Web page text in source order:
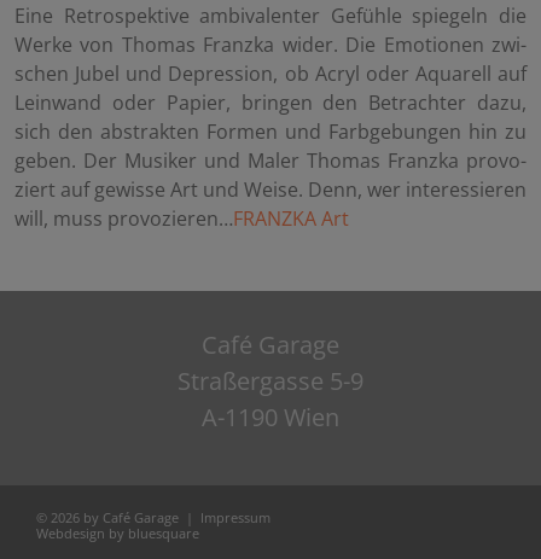
Eine Re­tro­spek­ti­ve am­bi­va­len­ter Ge­füh­le spie­geln die
Werke von Tho­mas Franz­ka wider. Die Emo­tio­nen zwi­
schen Jubel und De­pres­si­on, ob Acryl oder Aqua­rell auf
Lein­wand oder Pa­pier, brin­gen den Be­trach­ter dazu,
sich den abs­trak­ten For­men und Farb­ge­bun­gen hin zu
geben. Der Mu­si­ker und Maler Tho­mas Franz­ka pro­vo­
ziert auf ge­wis­se Art und Weise. Denn, wer in­ter­es­sie­ren
will, muss pro­vo­zie­ren…FRANZ­KA Art
Café Garage
Straßergasse 5-9
A-1190 Wien
© 2026 by Café Garage | Impressum
Webdesign by bluesquare